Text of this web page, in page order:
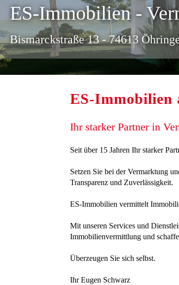
ES-Immobilien -
Bismarckstraße 13 - 74613
ES-Immobilien
Ihr starker Partner in
Seit über 15 Jahren Ihr starker
Setzen Sie bei der Vermarktung
Transparenz und Zuverlässigkeit.
ES-Immobilien vermittelt
Mit unseren Services und
Immobilienvermittlung und
Überzeugen Sie sich selbst.
Ihr Eugen Schwarz